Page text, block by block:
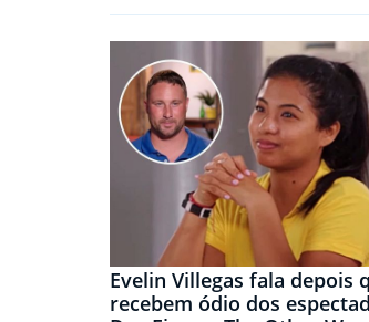
Evelin Villegas fala depois
recebem ódio dos